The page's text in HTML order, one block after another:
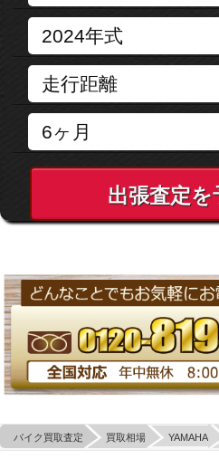
出張査定
バイク買取査定 買取相場 YAMAHA